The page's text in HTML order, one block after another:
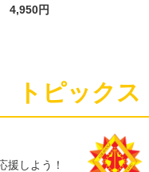
4,950円
トピックス
援しよう！